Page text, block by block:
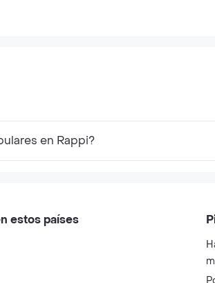
en Rappi?
estos países